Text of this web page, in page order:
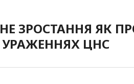
ЗРОСТАННЯ ЯК
УРАЖЕННЯХ ЦНС